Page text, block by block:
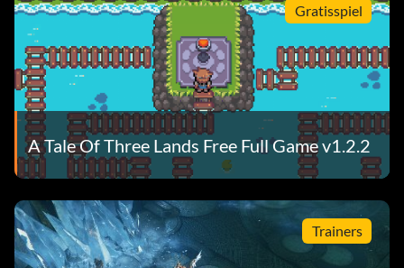
Gratisspiel
A Tale Of Three Lands Free Full Game v1.2.2
Trainers